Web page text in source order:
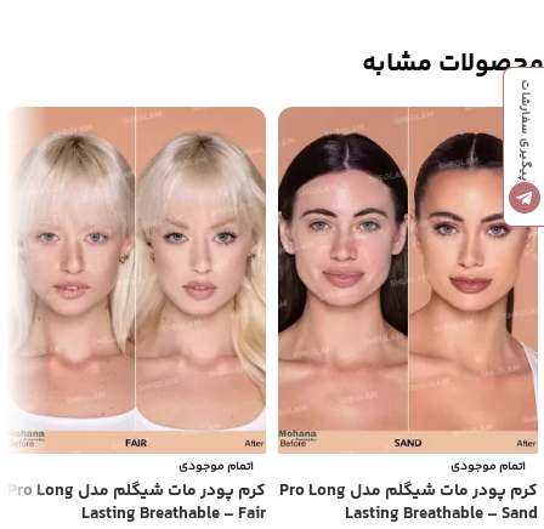
محصولات مشابه
اتمام موجودی
کرم پودر مات شیگلم مدل Pro Long
Lasting Breathable – Sand
اتمام موجودی
کرم پودر مات شیگلم مدل Pro Long
Lasting Breathable – Fair
پیگیری سفارشات